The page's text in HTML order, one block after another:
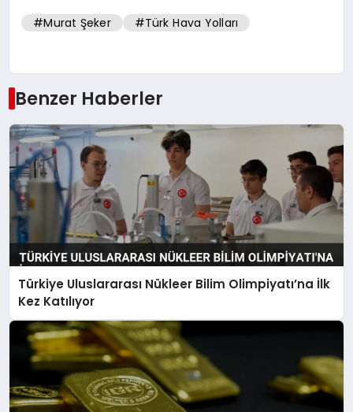
#Murat Şeker #Türk Hava Yolları
Benzer Haberler
Türkiye Uluslararası Nükleer Bilim Olimpiyatı’na İlk
Kez Katılıyor